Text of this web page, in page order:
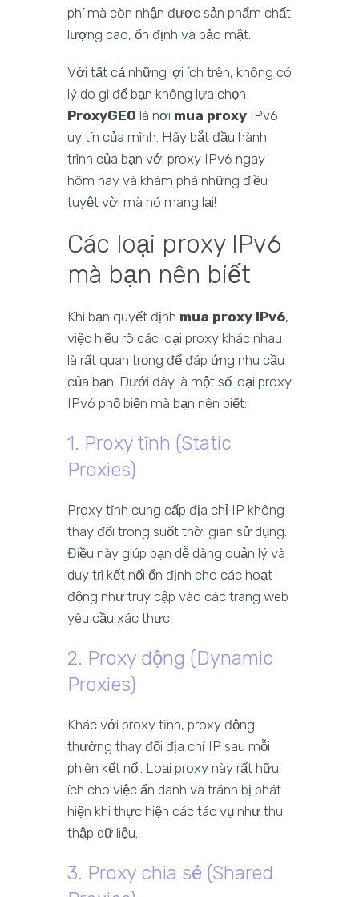
phí mà còn nhận được sản phẩm chất
lượng cao, ổn định và bảo mật.
Với tất cả những lợi ích trên, không có
lý do gì để bạn không lựa chọn
ProxyGEO là nơi mua proxy IPv6
uy tín của mình. Hãy bắt đầu hành
trình của bạn với proxy IPv6 ngay
hôm nay và khám phá những điều
tuyệt vời mà nó mang lại!
Các loại proxy IPv6
mà bạn nên biết
Khi bạn quyết định mua proxy IPv6,
việc hiểu rõ các loại proxy khác nhau
là rất quan trọng để đáp ứng nhu cầu
của bạn. Dưới đây là một số loại proxy
IPv6 phổ biến mà bạn nên biết:
1. Proxy tĩnh (Static
Proxies)
Proxy tĩnh cung cấp địa chỉ IP không
thay đổi trong suốt thời gian sử dụng.
Điều này giúp bạn dễ dàng quản lý và
duy trì kết nối ổn định cho các hoạt
động như truy cập vào các trang web
yêu cầu xác thực.
2. Proxy động (Dynamic
Proxies)
Khác với proxy tĩnh, proxy động
thường thay đổi địa chỉ IP sau mỗi
phiên kết nối. Loại proxy này rất hữu
ích cho việc ẩn danh và tránh bị phát
hiện khi thực hiện các tác vụ như thu
thập dữ liệu.
3. Proxy chia sẻ (Shared